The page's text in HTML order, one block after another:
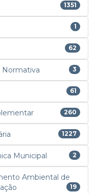
1351
1
62
Normativa 3
61
260
1227
Municipal 2
Ambiental de
19